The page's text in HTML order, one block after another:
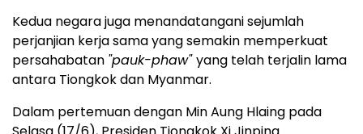
Kedua negara juga menandatangani sejumlah
perjanjian kerja sama yang semakin memperkuat
persahabatan "pauk-phaw"yang telah terjalin lama
antara Tiongkok dan Myanmar.
Dalam pertemuan dengan Min Aung Hlaing pada